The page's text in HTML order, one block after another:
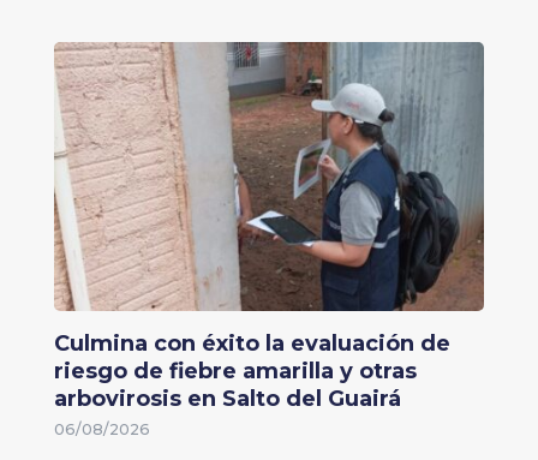
Culmina con éxito la evaluación de
riesgo de fiebre amarilla y otras
arbovirosis en Salto del Guairá
06/08/2026